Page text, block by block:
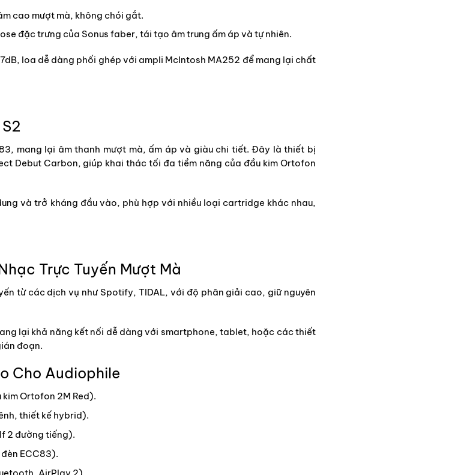
cao mượt mà, không chói gắt.
đặc trưng của Sonus faber, tái tạo âm trung ấm áp và tự nhiên.
loa dễ dàng phối ghép với ampli McIntosh MA252 để mang lại chất
mang lại âm thanh mượt mà, ấm áp và giàu chi tiết. Đây là thiết bị
Debut Carbon, giúp khai thác tối đa tiềm năng của đầu kim Ortofon
và trở kháng đầu vào, phù hợp với nhiều loại cartridge khác nhau,
Trực Tuyến Mượt Mà
từ các dịch vụ như Spotify, TIDAL, với độ phân giải cao, giữ nguyên
lại khả năng kết nối dễ dàng với smartphone, tablet, hoặc các thiết
đoạn.
Cho Audiophile
Ortofon 2M Red).
thiết kế hybrid).
2 đường tiếng).
ECC83).
AirPlay 2).